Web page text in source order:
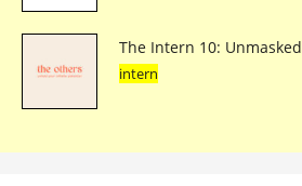
The Intern 10: Unmasked
intern